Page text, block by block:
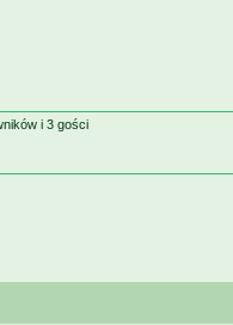
i 3 gości